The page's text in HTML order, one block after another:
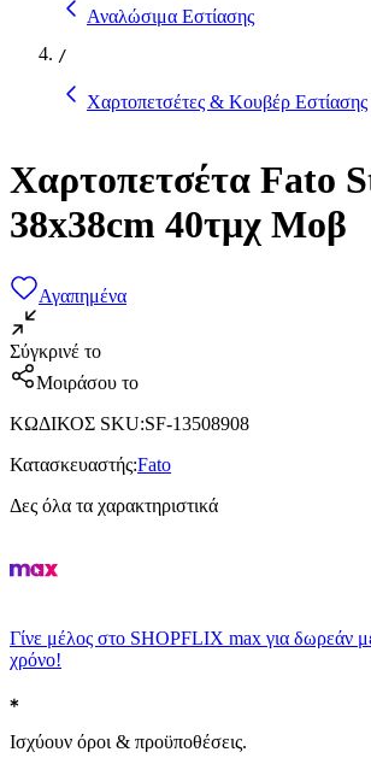
Αναλώσιμα Εστίασης
/
Χαρτοπετσέτες & Κουβέρ Εστίασης
Χαρτοπετσέτα Fato
38x38cm 40τμχ Μοβ
Αγαπημένα
Σύγκρινέ το
Μοιράσου το
ΚΩΔΙΚΟΣ SKU:SF-13508908
Κατασκευαστής:Fato
Δες όλα τα χαρακτηριστικά
Γίνε μέλος στο SHOPFLIX max για δωρεάν
χρόνο!
Ισχύουν όροι & προϋποθέσεις.